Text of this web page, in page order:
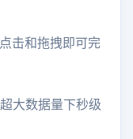
击和拖拽即可完
大数据量下秒级